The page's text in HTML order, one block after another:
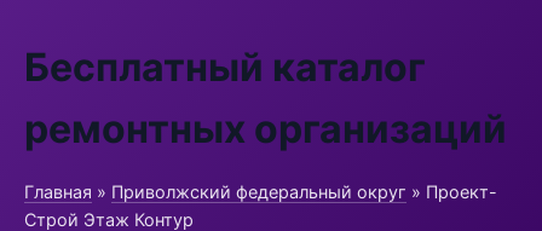
Бесплатный каталог
ремонтных организаций
Главная » Приволжский федеральный округ » Проект-
Строй Этаж Контур